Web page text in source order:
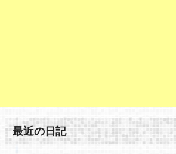
最近の日記